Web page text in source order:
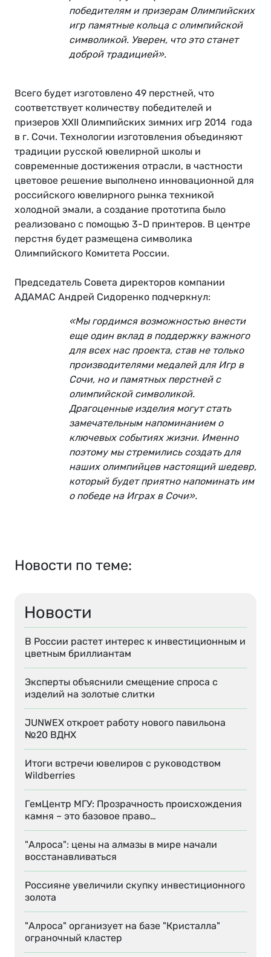
Новости
В России растет интерес к инвестиционным и
цветным бриллиантам
Эксперты объяснили смещение спроса с
изделий на золотые слитки
JUNWEX откроет работу нового павильона
№20 ВДНХ
Итоги встречи ювелиров с руководством
Wildberries
ГемЦентр МГУ: Прозрачность происхождения
камня – это базовое право…
"Алроса": цены на алмазы в мире начали
восстанавливаться
Россияне увеличили скупку инвестиционного
золота
"Алроса" организует на базе "Кристалла"
ограночный кластер
победителям и призерам Олимпийских
игр памятные кольца с олимпийской
символикой. Уверен, что это станет
доброй традицией».
Всего будет изготовлено 49 перстней, что
соответствует количеству победителей и
призеров XXII Олимпийских зимних игр 2014 года
в г. Сочи. Технологии изготовления объединяют
традиции русской ювелирной школы и
современные достижения отрасли, в частности
цветовое решение выполнено инновационной для
российского ювелирного рынка техникой
холодной эмали, а создание прототипа было
реализовано с помощью 3-D принтеров. В центре
перстня будет размещена символика
Олимпийского Комитета России.
Председатель Совета директоров компании
АДАМАС Андрей Сидоренко подчеркнул:
«Мы гордимся возможностью внести
еще один вклад в поддержку важного
для всех нас проекта, став не только
производителями медалей для Игр в
Сочи, но и памятных перстней с
олимпийской символикой.
Драгоценные изделия могут стать
замечательным напоминанием о
ключевых событиях жизни. Именно
поэтому мы стремились создать для
наших олимпийцев настоящий шедевр,
который будет приятно напоминать им
о победе на Играх в Сочи».
Новости по теме: